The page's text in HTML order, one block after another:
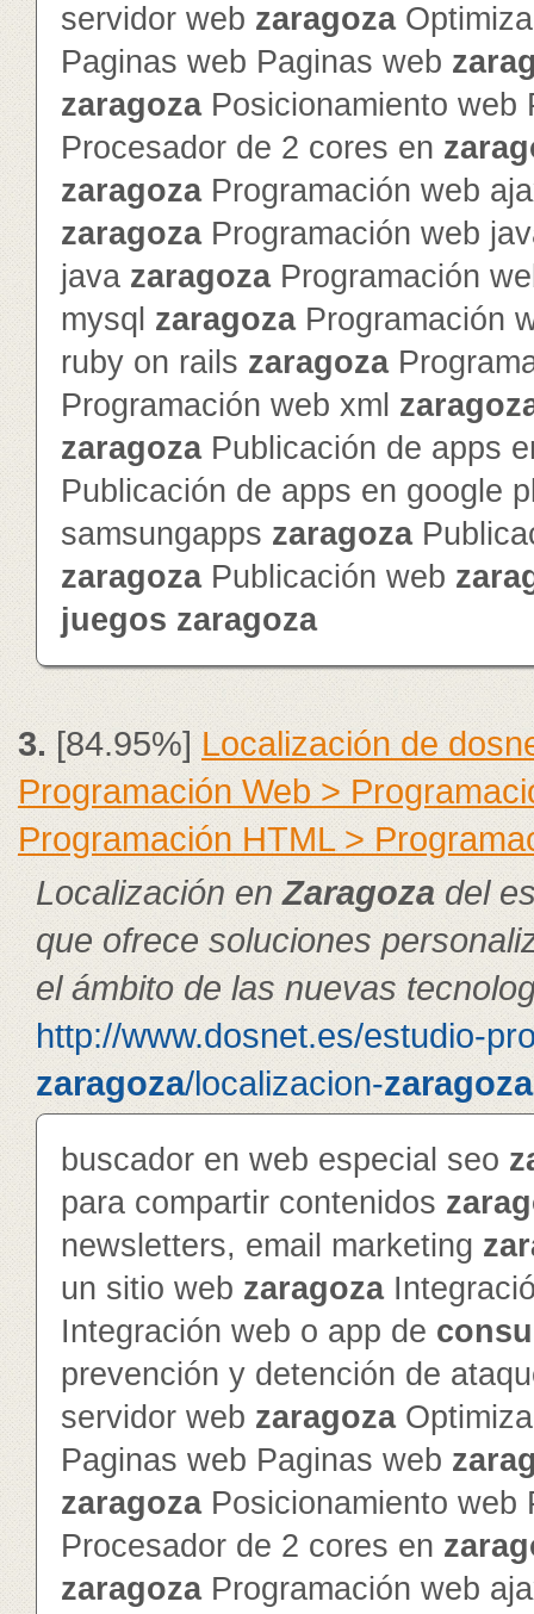
servidor web zaragoza
Paginas web Paginas web
zaragozaPosicionamiento web
Procesador de 2 cores en
zaragozaProgramación web
zaragozaProgramación web
java zaragozaProgramación
mysql zaragozaProgramación
ruby on rails zaragoza
Programación web xml
zaragozaPublicación de apps
Publicación de apps en google
samsungapps zaragoza
zaragozaPublicación web
juegos zaragoza
3.[84.95%]Localización de
Programación Web >
Programación HTML >
Localización enZaragozadel
que ofrece soluciones
el ámbito de las nuevas
http://www.dosnet.es/estudio-
zaragoza/localizacion-zaragoza
buscador en web especial seo
para compartir contenidos
newsletters, email marketing
un sitio web zaragoza
Integración web o app de
prevención y detención de
servidor web zaragoza
Paginas web Paginas web
zaragozaPosicionamiento web
Procesador de 2 cores en
zaragozaProgramación web